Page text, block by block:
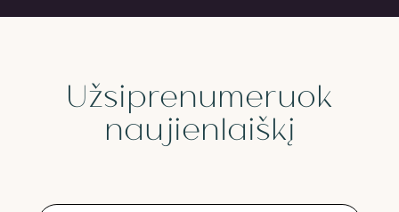
Užsiprenumeruok
naujienlaiškį